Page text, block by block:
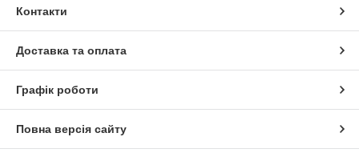
Контакти
Доставка та оплата
Графік роботи
Повна версія сайту